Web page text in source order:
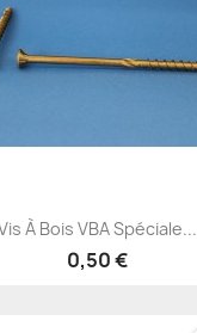
Aperçu rapide
À Bois VBA Spéciale...
0,50 €